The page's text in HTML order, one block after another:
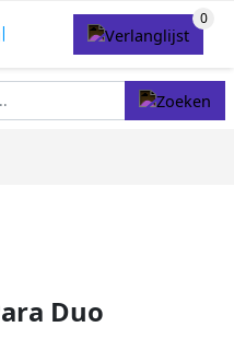
Duo